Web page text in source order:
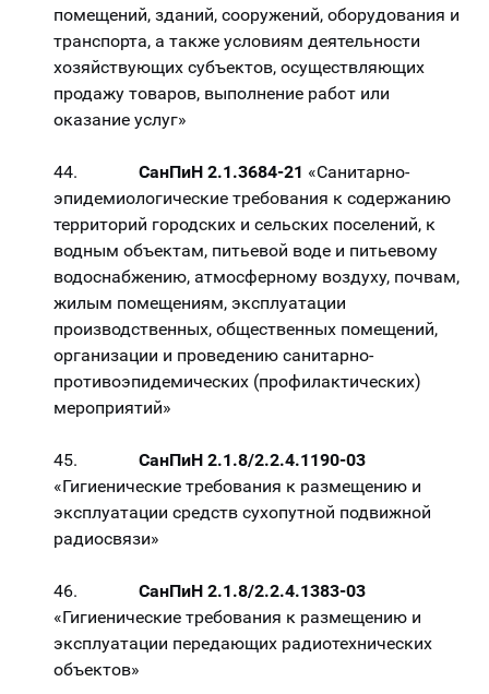
помещений, зданий, сооружений, оборудования и
транспорта, а также условиям деятельности
хозяйствующих субъектов, осуществляющих
продажу товаров, выполнение работ или
оказание услуг»
44. СанПиН 2.1.3684-21 «Санитарно-
эпидемиологические требования к содержанию
территорий городских и сельских поселений, к
водным объектам, питьевой воде и питьевому
водоснабжению, атмосферному воздуху, почвам,
жилым помещениям, эксплуатации
производственных, общественных помещений,
организации и проведению санитарно-
противоэпидемических (профилактических)
мероприятий»
45. СанПиН 2.1.8/2.2.4.1190-03
«Гигиенические требования к размещению и
эксплуатации средств сухопутной подвижной
радиосвязи»
46. СанПиН 2.1.8/2.2.4.1383-03
«Гигиенические требования к размещению и
эксплуатации передающих радиотехнических
объектов»